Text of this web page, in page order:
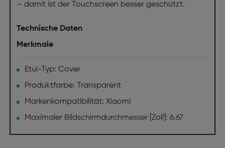
– damit ist der Touchscreen besser geschützt.
Technische Daten
Merkmale
Etui-Typ: Cover
Produktfarbe: Transparent
Markenkompatibilität: Xiaomi
Maximaler Bildschirmdurchmesser [Zoll]: 6.67